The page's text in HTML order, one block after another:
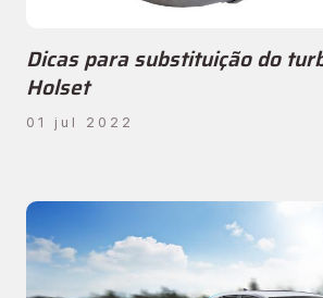
Dicas para substituição do
Holset
01 jul 2022